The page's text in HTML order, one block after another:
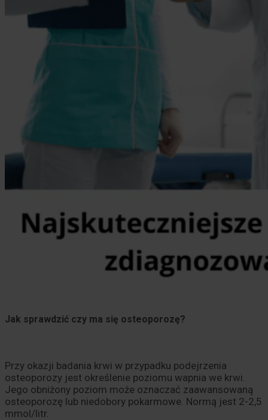
Jak sprawdzić czy ma się osteoporozę?
Przy okazji badania krwi w przypadku podejrzenia
osteoporozy jest określenie poziomu wapnia we krwi.
Jego obniżony poziom może oznaczać zaawansowaną
osteoporozę lub niedobory pokarmowe. Normą jest 2-2,5
mmol/litr.